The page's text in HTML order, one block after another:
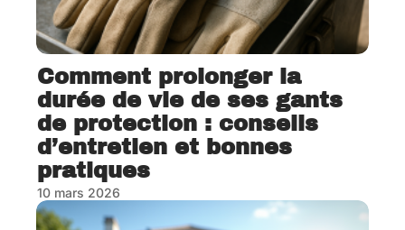
Comment prolonger la
durée de vie de ses gants
de protection : conseils
d’entretien et bonnes
pratiques
10 mars 2026